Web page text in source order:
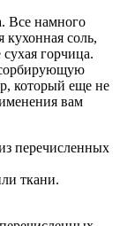
Все намного
соль,
горчица.
который еще не
вам
перечисленных
ткани.